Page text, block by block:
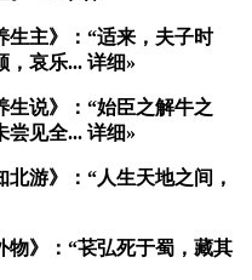
生主》：“适来，夫子时
，哀乐... 详细»
生说》：“始臣之解牛之
尝见全... 详细»
北游》：“人生天地之间，
物》：“苌弘死于蜀，藏其